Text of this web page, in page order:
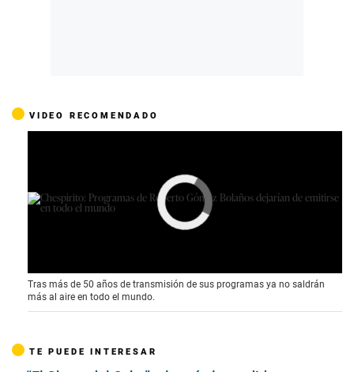
VIDEO RECOMENDADO
be played.
(Error Code: 102630)